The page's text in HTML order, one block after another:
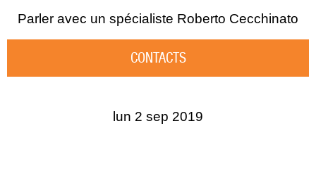
Parler avec un spécialiste Roberto Cecchinato
CONTACTS
lun 2 sep 2019